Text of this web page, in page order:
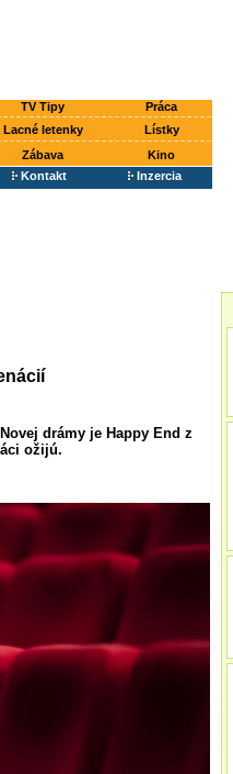
TV Tipy
Práca
Lacné letenky
Lístky
Zábava
Kino
Kontakt Inzercia
drámy je Happy End z
ožijú.